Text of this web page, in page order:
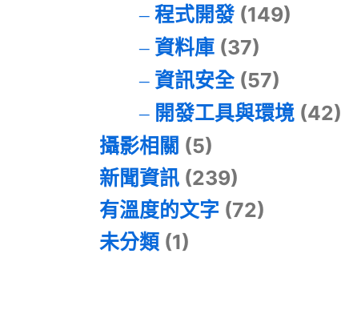
程式開發(149)
資料庫(37)
資訊安全(57)
開發工具與環境(42)
攝影相關 (5)
新聞資訊 (239)
有溫度的文字 (72)
未分類 (1)